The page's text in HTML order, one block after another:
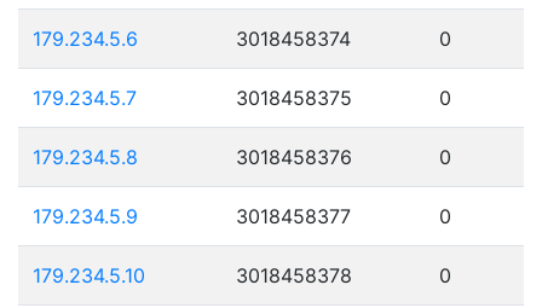
179.234.5.6 3018458374 0
179.234.5.7 3018458375 0
179.234.5.8 3018458376 0
179.234.5.9 3018458377 0
179.234.5.10 3018458378 0